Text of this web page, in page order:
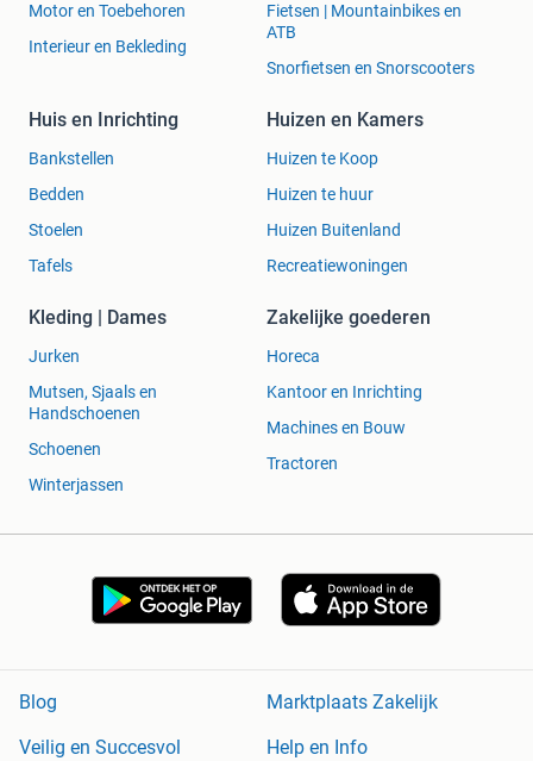
Motor en Toebehoren
Interieur en Bekleding
Fietsen | Mountainbikes en
ATB
Snorfietsen en Snorscooters
Huis en Inrichting
Bankstellen
Bedden
Stoelen
Tafels
Huizen en Kamers
Huizen te Koop
Huizen te huur
Huizen Buitenland
Recreatiewoningen
Kleding | Dames
Jurken
Mutsen, Sjaals en
Handschoenen
Schoenen
Winterjassen
Zakelijke goederen
Horeca
Kantoor en Inrichting
Machines en Bouw
Tractoren
Blog
Marktplaats Zakelijk
Veilig en Succesvol
Help en Info